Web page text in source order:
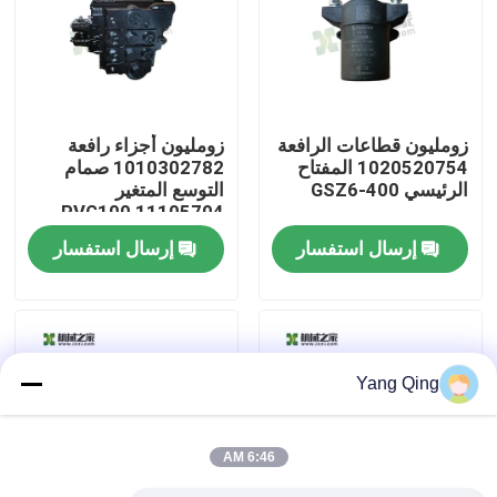
جولة في المعمل
مراقبة الجودة
اتصل بنا
اطلب اقتباس
رافعة سيارات مستعملة
رافعات الشاحنة المستعملة
زومليون قطاعات الرافعة
1020520754 المفتاح
الرئيسي GSZ6-400
إرسال استفسار
زومليون أجزاء رافعة
1010302782 صمام
التوسع المتغير
11105704 PVG100
إرسال استفسار
Yang Qing
6:46 AM